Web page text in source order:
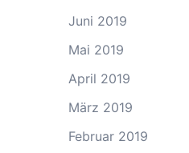
Juni 2019
Mai 2019
April 2019
März 2019
Februar 2019